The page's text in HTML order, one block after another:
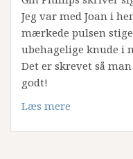
Jeg var med Joan i
mærkede pulsen
ubehagelige knude i
Det er skrevet så
godt!
Læs mere